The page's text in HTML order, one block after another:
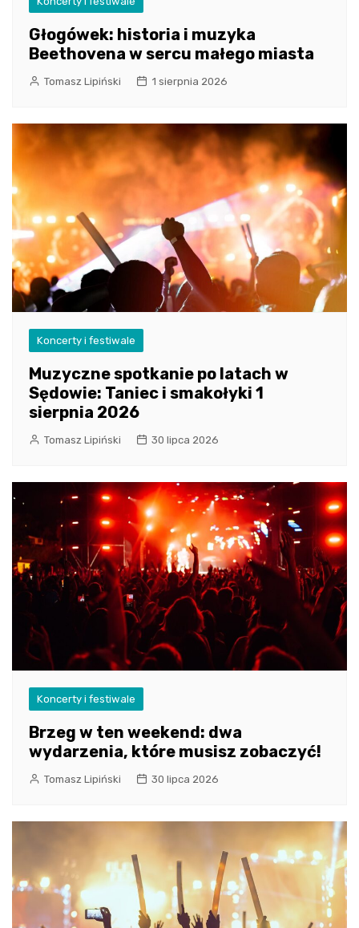
Głogówek: historia i muzyka
Beethovena w sercu małego miasta
Tomasz Lipiński 1 sierpnia 2026
Koncerty i festiwale
Muzyczne spotkanie po latach w
Sędowie: Taniec i smakołyki 1
sierpnia 2026
Tomasz Lipiński 30 lipca 2026
Koncerty i festiwale
Brzeg w ten weekend: dwa
wydarzenia, które musisz zobaczyć!
Tomasz Lipiński 30 lipca 2026